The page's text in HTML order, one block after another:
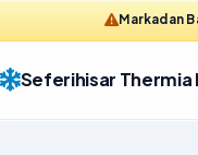
Markadan
Seferihisar Thermia